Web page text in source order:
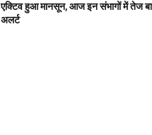
एक्टिव हुआ मानसून, आज इन संभागों में तेज
अलर्ट